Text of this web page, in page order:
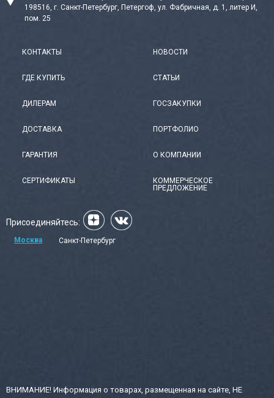
198516, г. Санкт-Петербург, Петергоф, ул. Фабричная, д. 1, литер И,
пом. 25
КОНТАКТЫ
ГДЕ КУПИТЬ
ДИЛЕРАМ
ДОСТАВКА
ГАРАНТИЯ
СЕРТИФИКАТЫ
НОВОСТИ
СТАТЬИ
ГОСЗАКУПКИ
ПОРТФОЛИО
О КОМПАНИИ
КОММЕРЧЕСКОЕ
ПРЕДЛОЖЕНИЕ
Присоединяйтесь:
Москва Санкт-Петербург
ВНИМАНИЕ! Информация о товарах, размещенная на сайте, НЕ